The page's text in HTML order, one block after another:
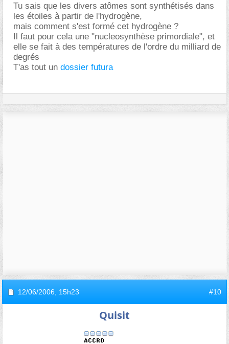
Tu sais que les divers atômes sont synthétisés dans
les étoiles à partir de l'hydrogène,
mais comment s'est formé cet hydrogène ?
Il faut pour cela une "nucleosynthèse primordiale", et
elle se fait à des températures de l'ordre du milliard de
degrés
T'as tout un dossier futura
12/06/2006, 15h23 #10
Quisit